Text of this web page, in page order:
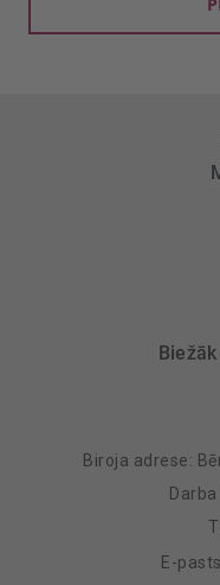
Biroja adrese:
E-